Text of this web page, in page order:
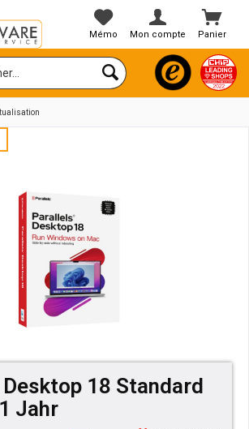
Panier
Mémo Mon compte
18 Standard
Jahr